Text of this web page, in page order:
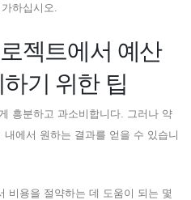
하십시오.
젝트에서 예산
기 위한 팁
흥분하고 과소비합니다. 그러나 약
에서 원하는 결과를 얻을 수 있습니
비용을 절약하는 데 도움이 되는 몇